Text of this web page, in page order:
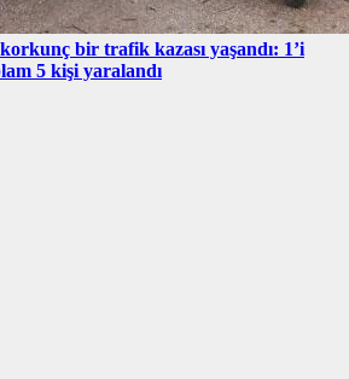
bir trafik kazası yaşandı: 1’i
5 kişi yaralandı